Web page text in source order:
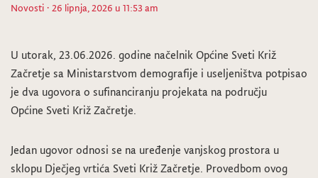
Novosti · 26 lipnja, 2026 u 11:53 am
U utorak, 23.06.2026. godine načelnik Općine Sveti Križ
Začretje sa Ministarstvom demografije i useljeništva potpisao
je dva ugovora o sufinanciranju projekata na području
Općine Sveti Križ Začretje.
Jedan ugovor odnosi se na uređenje vanjskog prostora u
sklopu Dječjeg vrtića Sveti Križ Začretje. Provedbom ovog